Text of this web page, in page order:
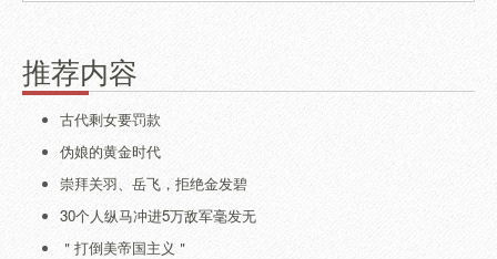
推荐内容
古代剩女要罚款
伪娘的黄金时代
崇拜关羽、岳飞，拒绝金发碧
30个人纵马冲进5万敌军毫发无
＂打倒美帝国主义＂